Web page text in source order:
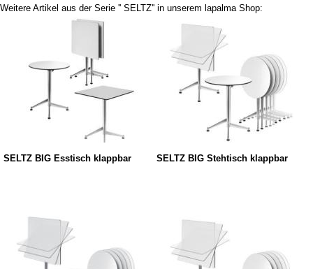
Weitere Artikel aus der Serie '' SELTZ'' in unserem lapalma Shop:
SELTZ BIG Esstisch klappbar SELTZ BIG Stehtisch klappbar